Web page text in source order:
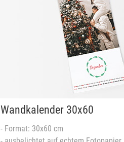
Wandkalender 30x60
- Format: 30x60 cm